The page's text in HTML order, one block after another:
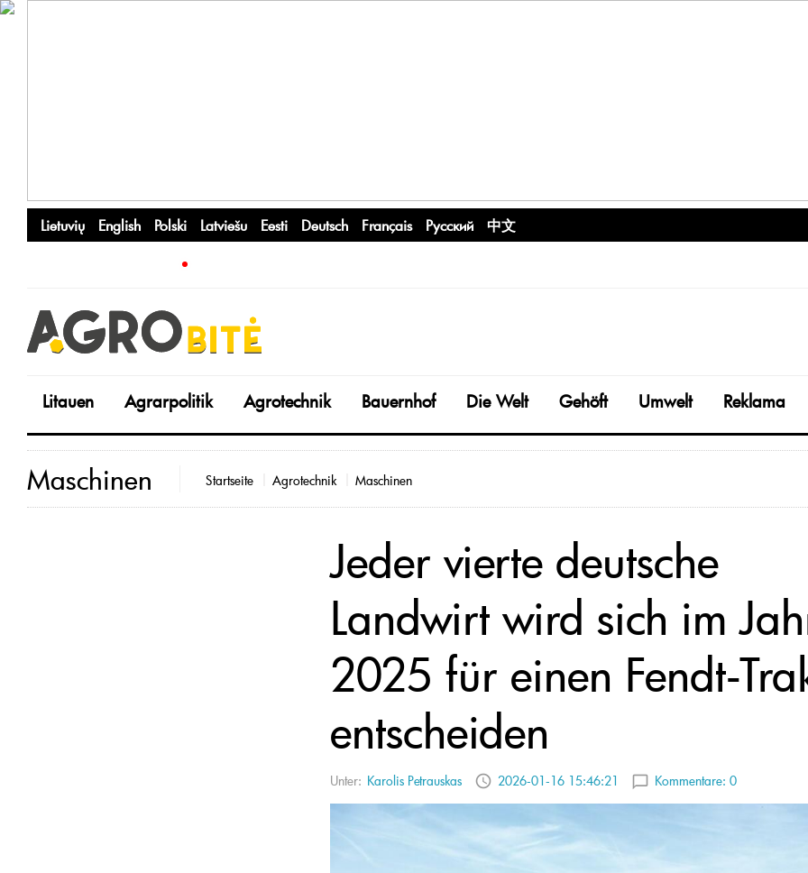
Lietuvių English Polski Latviešu Eesti Deutsch Français Русский 中文
Litauen Agrarpolitik Agrotechnik Bauernhof Die Welt Gehöft Umwelt Reklama
Maschinen Startseite Agrotechnik Maschinen
Jeder vierte deutsche
Landwirt wird sich im
2025 für einen Fendt-
entscheiden
Unter: Karolis Petrauskas 2026-01-16 15:46:21 Kommentare: 0